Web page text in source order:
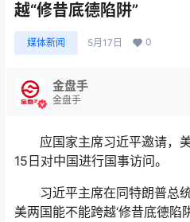
越“修昔底德陷阱”
媒体新闻 5月17日 0
金盘手
金盘手
应国家主席习近平邀请，美
15日对中国进行国事访问。
习近平主席在同特朗普总统
美两国能不能跨越‘修昔底德陷